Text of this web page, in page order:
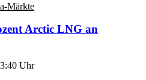
Märkte
Arctic LNG an
Uhr